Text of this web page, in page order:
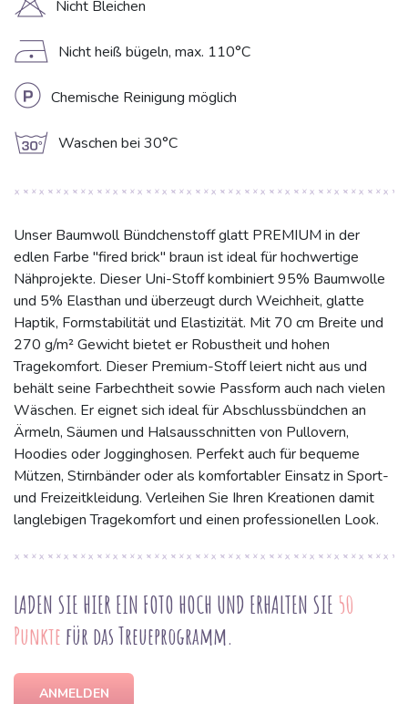
H Nicht Bleichen
D Nicht heiß bügeln, max. 110°C
L Chemische Reinigung möglich
g Waschen bei 30°C
Unser Baumwoll Bündchenstoff glatt PREMIUM in der
edlen Farbe "fired brick" braun ist ideal für hochwertige
Nähprojekte. Dieser Uni-Stoff kombiniert 95% Baumwolle
und 5% Elasthan und überzeugt durch Weichheit, glatte
Haptik, Formstabilität und Elastizität. Mit 70 cm Breite und
270 g/m² Gewicht bietet er Robustheit und hohen
Tragekomfort. Dieser Premium-Stoff leiert nicht aus und
behält seine Farbechtheit sowie Passform auch nach vielen
Wäschen. Er eignet sich ideal für Abschlussbündchen an
Ärmeln, Säumen und Halsausschnitten von Pullovern,
Hoodies oder Jogginghosen. Perfekt auch für bequeme
Mützen, Stirnbänder oder als komfortabler Einsatz in Sport-
und Freizeitkleidung. Verleihen Sie Ihren Kreationen damit
langlebigen Tragekomfort und einen professionellen Look.
LADEN SIE HIER EIN FOTO HOCH UND ERHALTEN SIE 50
Punkte für das Treueprogramm.
ANMELDEN